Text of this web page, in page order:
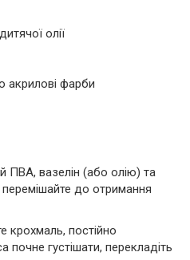
олії
акрилові фарби
ПВА, вазелін (або олію) та
до отримання
крохмаль, постійно
густішати, перекладіть